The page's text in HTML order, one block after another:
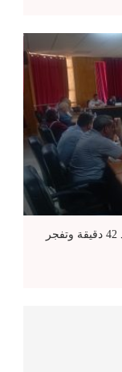
دورة استثنائية بجماعة عين الشقف تنطلق بعد 42 دقيقة وتفجر